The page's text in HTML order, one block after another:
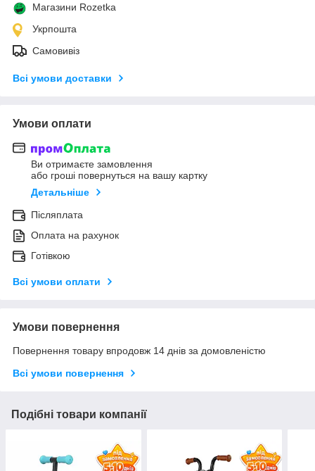
Магазини Rozetka
Укрпошта
Самовивіз
Всі умови доставки
Умови оплати
Ви отримаєте замовлення
або гроші повернуться на вашу картку
Детальніше
Післяплата
Оплата на рахунок
Готівкою
Всі умови оплати
Умови повернення
Повернення товару впродовж 14 днів за домовленістю
Всі умови повернення
Подібні товари компанії